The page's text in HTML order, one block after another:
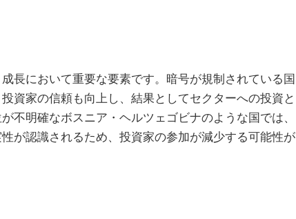
長において重要な要素です。暗号が規制されている国
資家の信頼も向上し、結果としてセクターへの投資と
不明確なボスニア・ヘルツェゴビナのような国では、
が認識されるため、投資家の参加が減少する可能性が